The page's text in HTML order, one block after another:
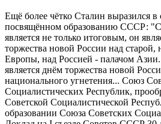
Ещё более чётко Сталин выразился в
посвящённом образованию СССР:
является не только итоговым, он
торжества новой России над
Европы, над Россией - палачом
является днём торжества новой
национального угнетения... Союз
Социалистических Республик,
Советской Социалистической
образовании Союза Советских